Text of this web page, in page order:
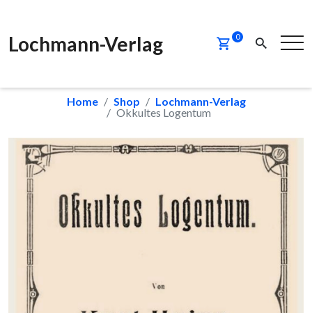
Lochmann-Verlag 0
Home Shop
Lochmann-Verlag
Okkultes Logentum